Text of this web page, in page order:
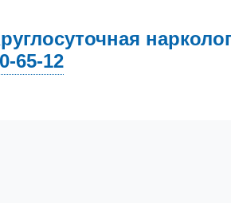
65-12